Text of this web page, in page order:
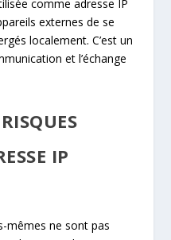
comme adresse IP
externes de se
localement. C’est un
et l’échange
IP
mêmes ne sont pas